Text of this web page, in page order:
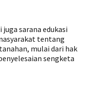
sarana edukasi
tentang
mulai dari hak
sengketa